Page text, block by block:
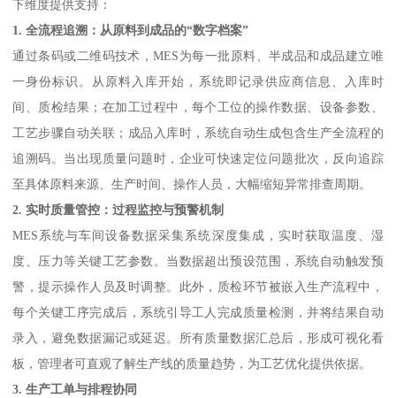
下维度提供支持：
1. 全流程追溯：从原料到成品的“数字档案”
通过条码或二维码技术，MES为每一批原料、半成品和成品建立唯
一身份标识。从原料入库开始，系统即记录供应商信息、入库时
间、质检结果；在加工过程中，每个工位的操作数据、设备参数、
工艺步骤自动关联；成品入库时，系统自动生成包含生产全流程的
追溯码。当出现质量问题时，企业可快速定位问题批次，反向追踪
至具体原料来源、生产时间、操作人员，大幅缩短异常排查周期。
2. 实时质量管控：过程监控与预警机制
MES系统与车间设备数据采集系统深度集成，实时获取温度、湿
度、压力等关键工艺参数。当数据超出预设范围，系统自动触发预
警，提示操作人员及时调整。此外，质检环节被嵌入生产流程中，
每个关键工序完成后，系统引导工人完成质量检测，并将结果自动
录入，避免数据漏记或延迟。所有质量数据汇总后，形成可视化看
板，管理者可直观了解生产线的质量趋势，为工艺优化提供依据。
3. 生产工单与排程协同